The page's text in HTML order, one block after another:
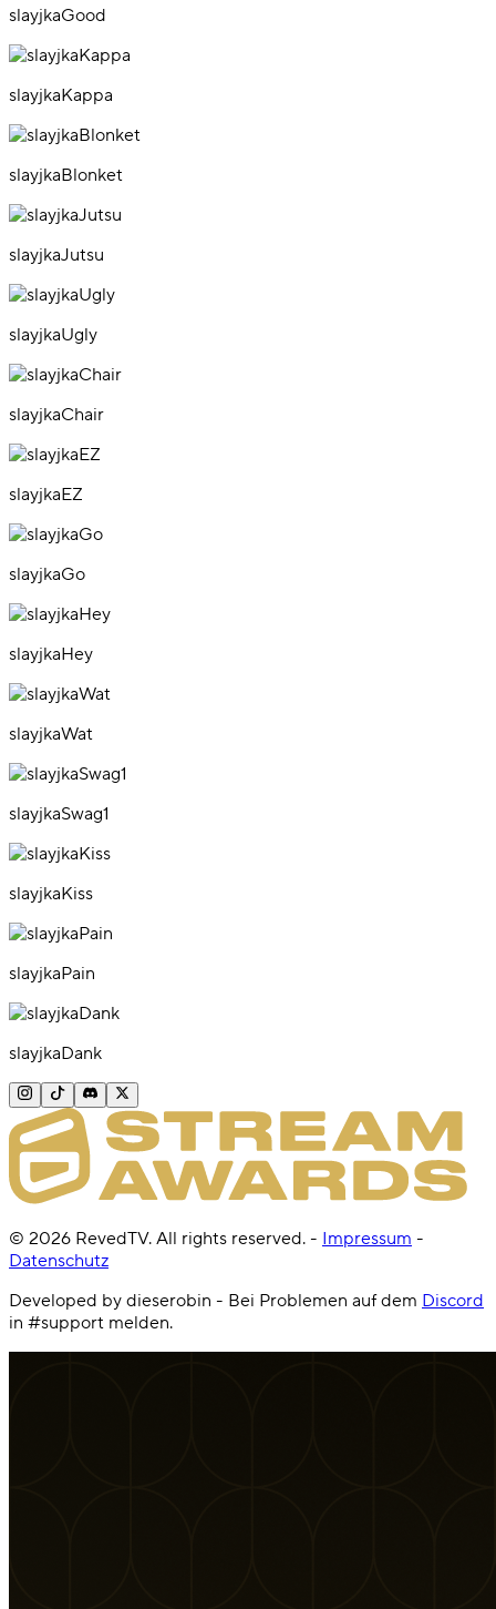
slayjkaGood
slayjkaKappa
slayjkaBlonket
slayjkaJutsu
slayjkaUgly
slayjkaChair
slayjkaEZ
slayjkaGo
slayjkaHey
slayjkaWat
slayjkaSwag1
slayjkaKiss
slayjkaPain
slayjkaDank
© 2026 RevedTV. All rights reserved. - Impressum -
Datenschutz
Developed by dieserobin - Bei Problemen auf dem Discord
in #support melden.